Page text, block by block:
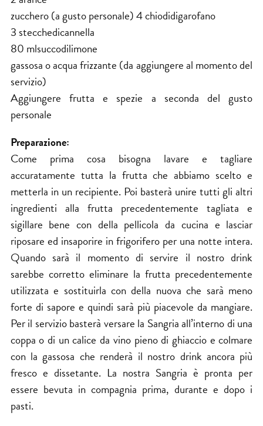
zucchero (a gusto personale) 4 chiodidigarofano
3 stecchedicannella
80 mlsuccodilimone
gassosa o acqua frizzante (da aggiungere al momento del
servizio)
Aggiungere frutta e spezie a seconda del gusto
personale
Preparazione:
Come prima cosa bisogna lavare e tagliare
accuratamente tutta la frutta che abbiamo scelto e
metterla in un recipiente. Poi basterà unire tutti gli altri
ingredienti alla frutta precedentemente tagliata e
sigillare bene con della pellicola da cucina e lasciar
riposare ed insaporire in frigorifero per una notte intera.
Quando sarà il momento di servire il nostro drink
sarebbe corretto eliminare la frutta precedentemente
utilizzata e sostituirla con della nuova che sarà meno
forte di sapore e quindi sarà più piacevole da mangiare.
Per il servizio basterà versare la Sangria all’interno di una
coppa o di un calice da vino pieno di ghiaccio e colmare
con la gassosa che renderà il nostro drink ancora più
fresco e dissetante. La nostra Sangria è pronta per
essere bevuta in compagnia prima, durante e dopo i
pasti.